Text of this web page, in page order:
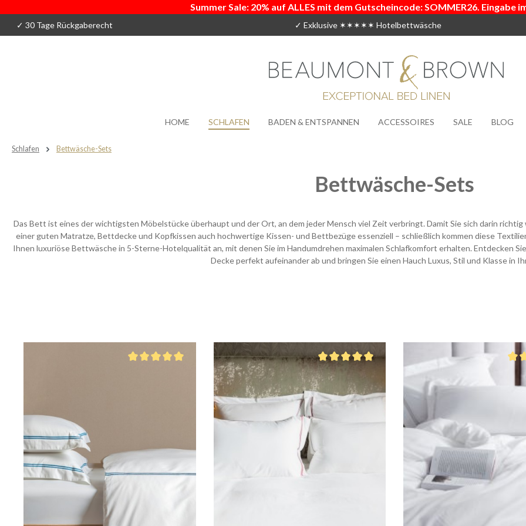
Hauptinhalt springen
Zur Suche springen
Zur Hauptnavigation springen
Summer Sale: 20% auf ALLES mit dem Gutscheincode: SOMMER26. Eingabe
✓ 30 Tage Rückgaberecht ✓ Exklusive ✶✶✶✶✶ Hotelbettwäsche
HOME SCHLAFEN BADEN & ENTSPANNEN ACCESSOIRES SALE BLOG
Schlafen Bettwäsche-Sets
Bettwäsche-Sets
Das Bett ist eines der wichtigsten Möbelstücke überhaupt und der Ort, an dem jeder Mensch viel Zeit verbringt. Damit Sie sich darin
einer guten Matratze, Bettdecke und Kopfkissen auch hochwertige Kissen- und Bettbezüge essenziell – schließlich kommen diese
Ihnen luxuriöse Bettwäsche in 5-Sterne-Hotelqualität an, mit denen Sie im Handumdrehen maximalen Schlafkomfort erhalten. Entdecken
Decke perfekt aufeinander ab und bringen Sie einen Hauch Luxus, Stil und Klasse in
Durchschnittliche Bewertung von 5 von 5 Sternen Durchschnittliche Bewertung von 5 von 5 Sternen